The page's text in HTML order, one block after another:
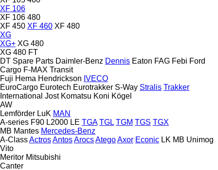
XF 106
XF 106 480
XF 450 XF 460 XF 480
XG
XG+ XG 480
XG 480 FT
DT Spare Parts Daimler-Benz Dennis Eaton FAG Febi Ford
Cargo F-MAX Transit
Fuji Hema Hendrickson IVECO
EuroCargo Eurotech Eurotrakker S-Way Stralis Trakker
International Jost Komatsu Koni Kögel
AW
Lemförder LuK MAN
A-series F90 L2000 LE TGA TGL TGM TGS TGX
MB Mantes Mercedes-Benz
A-ClassActrosAntosArocsAtegoAxor Econic LK MB Unimog
Vito
Meritor Mitsubishi
Canter